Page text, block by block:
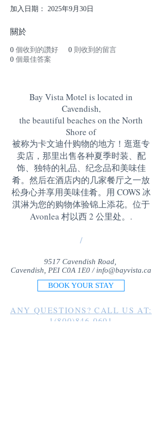
加入日期： 2025年9月30日
關於
0 個收到的讚好 0 則收到的留言
0 個最佳答案
Bay Vista Motel is located in
Cavendish,
the beautiful beaches on the North
Shore of
被称为卡文迪什购物的地方！逛逛专
卖店，那里出售各种夏季时装、配
饰、独特的礼品、纪念品和美味佳
肴。然后在酒店内的几家餐厅之一放
松身心并享用美味佳肴。用 COWS 冰
淇淋为您的购物体验锦上添花。位于
Avonlea 村以西 2 公里处。 .
/
9517 Cavendish Road,
Cavendish, PEI C0A 1E0 / info@bayvista.ca
BOOK YOUR STAY
ANY QUESTIONS? CALL US AT:
1(800)846-0601